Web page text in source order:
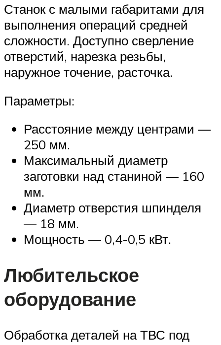
Станок с малыми габаритами для
выполнения операций средней
сложности. Доступно сверление
отверстий, нарезка резьбы,
наружное точение, расточка.
Параметры:
Расстояние между центрами —
250 мм.
Максимальный диаметр
заготовки над станиной — 160
мм.
Диаметр отверстия шпинделя
— 18 мм.
Мощность — 0,4-0,5 кВт.
Любительское
оборудование
Обработка деталей на ТВС под